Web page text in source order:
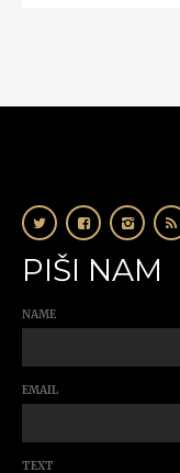
PIŠI NAM
NAME
EMAIL
TEXT